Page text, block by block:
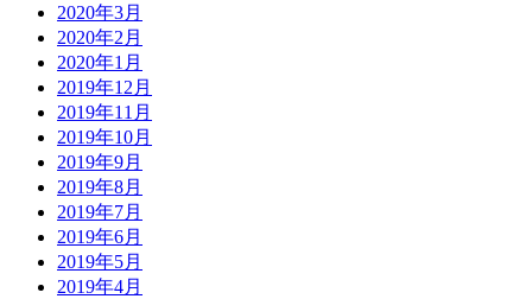
2020年3月
2020年2月
2020年1月
2019年12月
2019年11月
2019年10月
2019年9月
2019年8月
2019年7月
2019年6月
2019年5月
2019年4月